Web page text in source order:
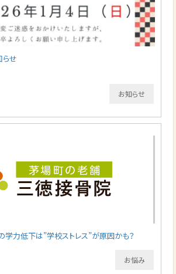
せ
お知らせ
学力低下は”学校ストレス”が原因かも？
お悩み